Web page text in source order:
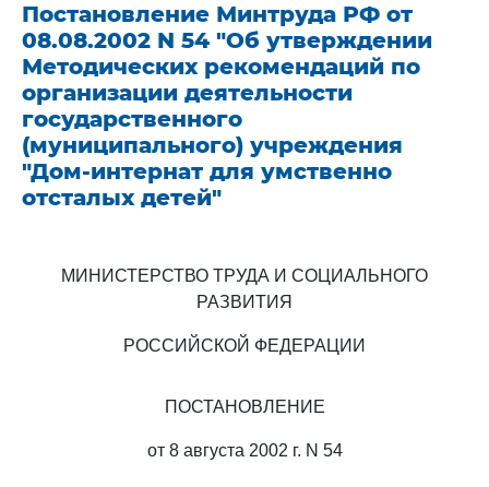
Постановление Минтруда РФ от
08.08.2002 N 54 "Об утверждении
Методических рекомендаций по
организации деятельности
государственного
(муниципального) учреждения
"Дом-интернат для умственно
отсталых детей"
МИНИСТЕРСТВО ТРУДА И СОЦИАЛЬНОГО
РАЗВИТИЯ
РОССИЙСКОЙ ФЕДЕРАЦИИ
ПОСТАНОВЛЕНИЕ
от 8 августа 2002 г. N 54